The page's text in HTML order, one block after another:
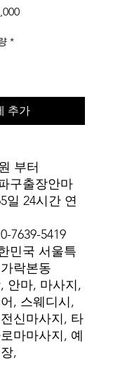
가
*
추가
부터
구출장안마
일 24시간 연
7639-5419
민국 서울특
락본동
안마, 마사지,
, 스웨디시,
신마사지, 타
마마사지, 예
,